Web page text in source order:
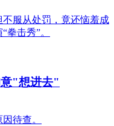
服从处罚，竟还恼羞成
拳击秀”。
意"想进去"
待查。